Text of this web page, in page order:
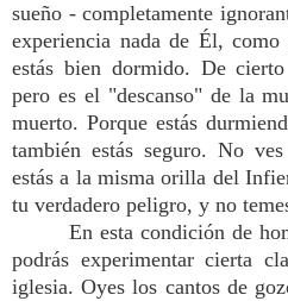
sueño - completamente
experiencia nada de Él,
estás bien dormido. De cierto
pero es el "descanso" de la
muerto. Porque estás
también estás seguro. No
estás a la misma orilla del
tu verdadero peligro, y no
En esta condición de
podrás experimentar cierta
iglesia. Oyes los cantos de